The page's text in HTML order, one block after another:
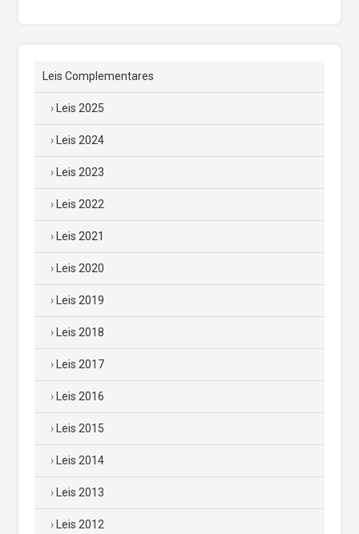
Leis Complementares
Leis 2025
Leis 2024
Leis 2023
Leis 2022
Leis 2021
Leis 2020
Leis 2019
Leis 2018
Leis 2017
Leis 2016
Leis 2015
Leis 2014
Leis 2013
Leis 2012